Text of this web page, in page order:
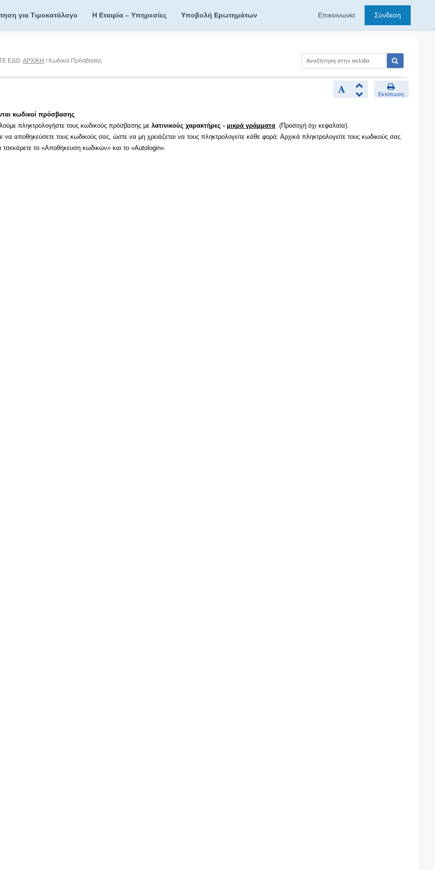
για Τιμοκατάλογο Η Εταιρία – Υπηρεσίες Υποβολή Ερωτημάτων Επικοινωνία Σύνδεση
ΕΔΩ:ΑΡΧΙΚΗ / Κωδικοί Πρόσβασης
Εκτύπωση
κωδικοί πρόσβασης
πληκτρολογήστε τους κωδικούς πρόσβασης μελατινικούς χαρακτήρες - μικρά γράμματα (Προσοχή όχι κεφαλαία).
να αποθηκεύσετε τους κωδικούς σας, ώστε να μη χρειάζεται να τους πληκτρολογείτε κάθε φορά: Αρχικά πληκτρολογείτε τους κωδικούς σας
τσεκάρετε το «Αποθήκευση κωδικών» και το «Autologin».